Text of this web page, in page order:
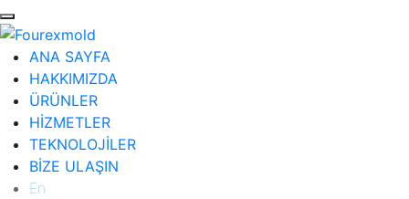
ANA SAYFA
HAKKIMIZDA
ÜRÜNLER
HİZMETLER
TEKNOLOJİLER
BİZE ULAŞIN
En